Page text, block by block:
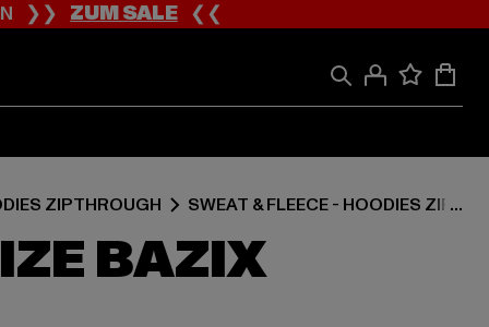
❯❯ZUM SALE❮❮
ZIPTHROUGH SWEAT & FLEECE - HOODIES
BAZIX